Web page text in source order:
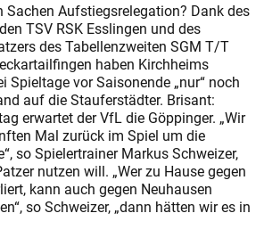
Sachen Aufstiegsrelegation? Dank des
TSV RSK Esslingen und des
des Tabellenzweiten SGM T/T
haben Kirchheims
Spieltage vor Saisonende „nur“ noch
auf die Stauferstädter. Brisant:
erwartet der VfL die Göppinger. „Wir
Mal zurück im Spiel um die
so Spielertrainer Markus Schweizer,
nutzen will. „Wer zu Hause gegen
kann auch gegen Neuhausen
so Schweizer, „dann hätten wir es in